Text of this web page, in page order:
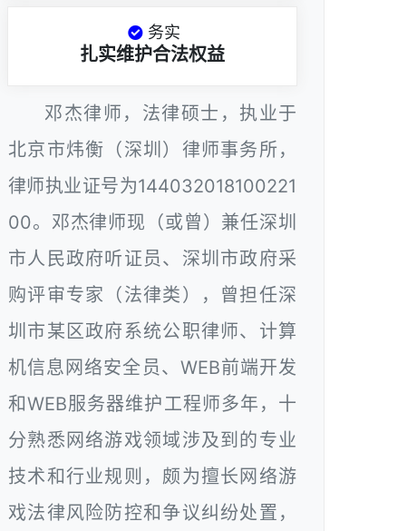
务实
扎实维护合法权益
邓杰律师，法律硕士，执业于
北京市炜衡（深圳）律师事务所，
律师执业证号为144032018100221
00。邓杰律师现（或曾）兼任深圳
市人民政府听证员、深圳市政府采
购评审专家（法律类），曾担任深
圳市某区政府系统公职律师、计算
机信息网络安全员、WEB前端开发
和WEB服务器维护工程师多年，十
分熟悉网络游戏领域涉及到的专业
技术和行业规则，颇为擅长网络游
戏法律风险防控和争议纠纷处置，